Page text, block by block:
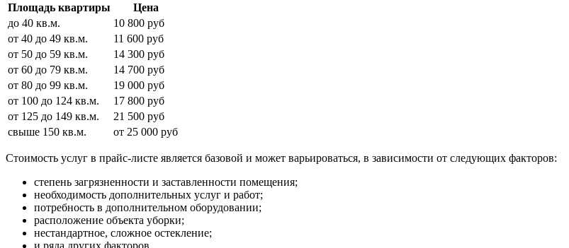
Площадь квартиры
Цена
до 40 кв.м.
10 800 руб
от 40 до 49 кв.м.
11 600 руб
от 50 до 59 кв.м.
14 300 руб
от 60 до 79 кв.м.
14 700 руб
от 80 до 99 кв.м.
19 000 руб
от 100 до 124 кв.м.
17 800 руб
от 125 до 149 кв.м.
21 500 руб
свыше 150 кв.м.
от 25 000 руб
Стоимость услуг в прайс-листе является базовой и может варьироваться, в зависимости от следующих факторов:
степень загрязненности и заставленности помещения;
необходимость дополнительных услуг и работ;
потребность в дополнительном оборудовании;
расположение объекта уборки;
нестандартное, сложное остекление;
и ряда других факторов.